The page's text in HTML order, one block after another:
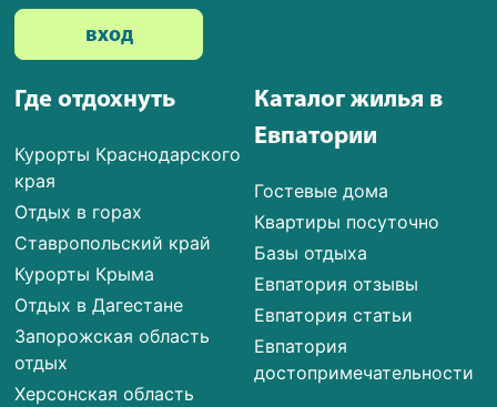
Где отдохнуть
Курорты Краснодарского
края
Отдых в горах
Ставропольский край
Курорты Крыма
Отдых в Дагестане
Запорожская область
отдых
Херсонская область
Каталог жилья в
Евпатории
Гостевые дома
Квартиры посуточно
Базы отдыха
Евпатория отзывы
Евпатория статьи
Евпатория
достопримечательности
вход